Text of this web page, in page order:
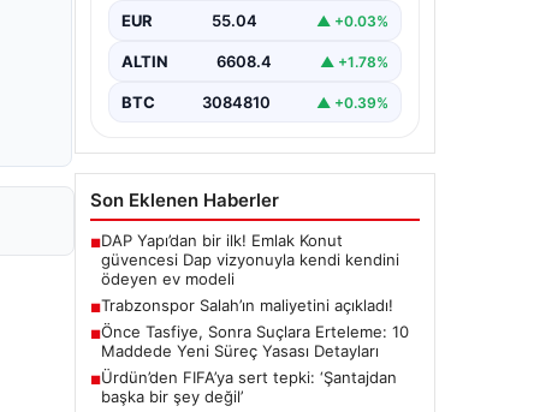
EUR 55.04 ▲ +0.03%
ALTIN 6608.4 ▲ +1.78%
BTC 3084810 ▲ +0.39%
Son Eklenen Haberler
■DAP Yapı’dan bir ilk! Emlak Konut
güvencesi Dap vizyonuyla kendi kendini
ödeyen ev modeli
■Trabzonspor Salah’ın maliyetini açıkladı!
■Önce Tasfiye, Sonra Suçlara Erteleme: 10
Maddede Yeni Süreç Yasası Detayları
■Ürdün’den FIFA’ya sert tepki: ‘Şantajdan
başka bir şey değil’